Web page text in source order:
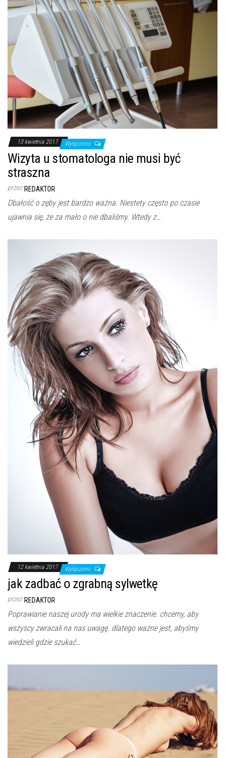
13 kwietnia 2017 Wyłączono
Wizyta u stomatologa nie musi być
straszna
przez REDAKTOR
Dbałość o zęby jest bardzo ważna. Niestety często po czasie
ujawnia się, że za mało o nie dbaliśmy. Wtedy z…
12 kwietnia 2017 Wyłączono
jak zadbać o zgrabną sylwetkę
przez REDAKTOR
Poprawianie naszej urody ma wielkie znaczenie. chcemy, aby
wszyscy zwracali na nas uwagę. dlatego ważne jest, abyśmy
wiedzieli gdzie szukać…